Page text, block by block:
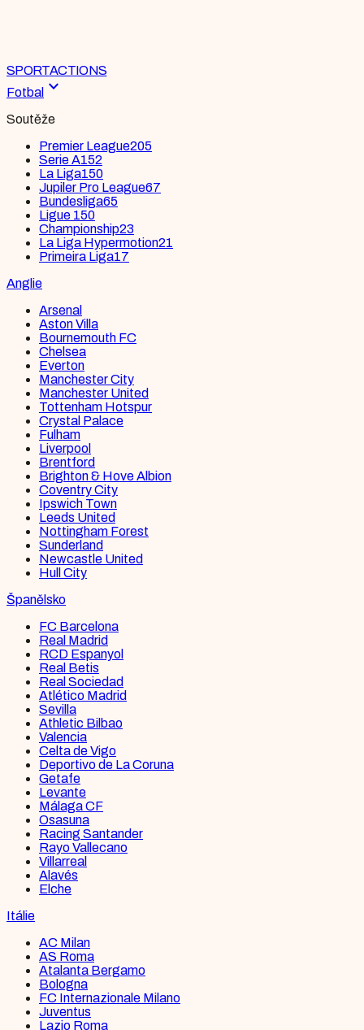
SPORTACTIONS
Fotbal expand_more
Soutěže
Premier League205
Serie A152
La Liga150
Jupiler Pro League67
Bundesliga65
Ligue 150
Championship23
La Liga Hypermotion21
Primeira Liga17
Anglie
Arsenal
Aston Villa
Bournemouth FC
Chelsea
Everton
Manchester City
Manchester United
Tottenham Hotspur
Crystal Palace
Fulham
Liverpool
Brentford
Brighton & Hove Albion
Coventry City
Ipswich Town
Leeds United
Nottingham Forest
Sunderland
Newcastle United
Hull City
Španělsko
FC Barcelona
Real Madrid
RCD Espanyol
Real Betis
Real Sociedad
Atlético Madrid
Sevilla
Athletic Bilbao
Valencia
Celta de Vigo
Deportivo de La Coruna
Getafe
Levante
Málaga CF
Osasuna
Racing Santander
Rayo Vallecano
Villarreal
Alavés
Elche
Itálie
AC Milan
AS Roma
Atalanta Bergamo
Bologna
FC Internazionale Milano
Juventus
Lazio Roma